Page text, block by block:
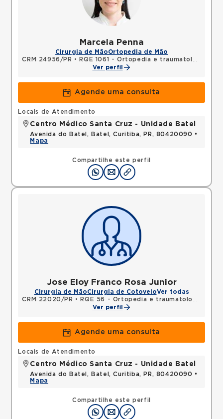
Marcela Penna
Cirurgia de MãoOrtopedia de Mão
CRM 24956/PR • RQE 1061 - Ortopedia e traumatologia
Ver perfil
Agende uma consulta
Compartilhe este perfil
Locais de Atendimento
Centro Médico Santa Cruz - Unidade Batel
Avenida do Batel, Batel, Curitiba, PR, 80420090 •
Mapa
Jose Eloy Franco Rosa Junior
Cirurgia de MãoCirurgia de CotoveloVer todas
CRM 22020/PR • RQE 56 - Ortopedia e traumatologia
Ver perfil
Agende uma consulta
Compartilhe este perfil
Locais de Atendimento
Centro Médico Santa Cruz - Unidade Batel
Avenida do Batel, Batel, Curitiba, PR, 80420090 •
Mapa